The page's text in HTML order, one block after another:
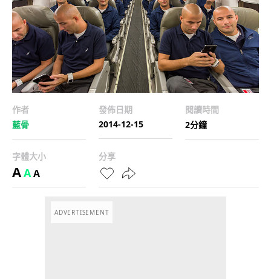
作者
藍骨
發佈日期
2014-12-15
閱讀時間
2分鐘
字體大小
AAA
分享
ADVERTISEMENT